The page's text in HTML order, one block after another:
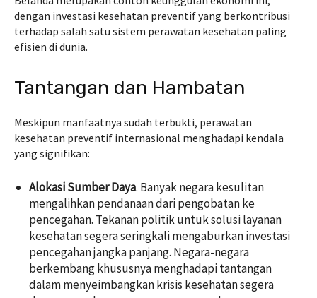
dengan investasi kesehatan preventif yang berkontribusi
terhadap salah satu sistem perawatan kesehatan paling
efisien di dunia.
Tantangan dan Hambatan
Meskipun manfaatnya sudah terbukti, perawatan
kesehatan preventif internasional menghadapi kendala
yang signifikan:
Alokasi Sumber Daya. Banyak negara kesulitan
mengalihkan pendanaan dari pengobatan ke
pencegahan. Tekanan politik untuk solusi layanan
kesehatan segera seringkali mengaburkan investasi
pencegahan jangka panjang. Negara-negara
berkembang khususnya menghadapi tantangan
dalam menyeimbangkan krisis kesehatan segera